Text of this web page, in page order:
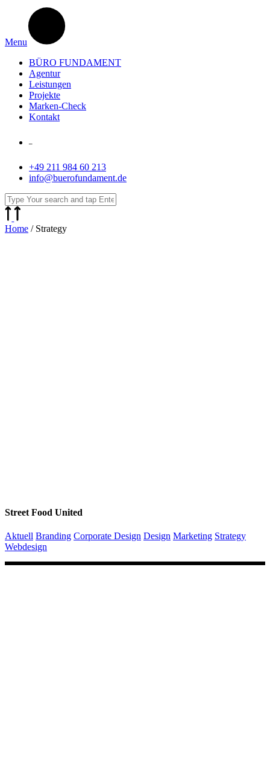
Menu
BÜRO FUNDAMENT
Agentur
Leistungen
Projekte
Marken-Check
Kontakt
–
+49 211 984 60 213
info@buerofundament.de
Home / Strategy
Street Food United
Aktuell Branding Corporate Design Design Marketing Strategy
Webdesign